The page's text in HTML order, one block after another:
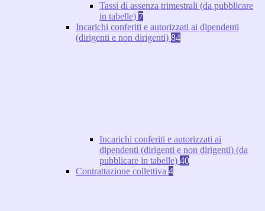
Tassi di assenza trimestrali (da pubblicare
in tabelle) 7
Incarichi conferiti e autorizzati ai dipendenti
(dirigenti e non dirigenti) 84
Incarichi conferiti e autorizzati ai
dipendenti (dirigenti e non dirigenti) (da
pubblicare in tabelle) 40
Contrattazione collettiva 4